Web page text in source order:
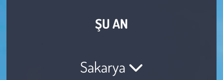
ŞU AN
Sakarya